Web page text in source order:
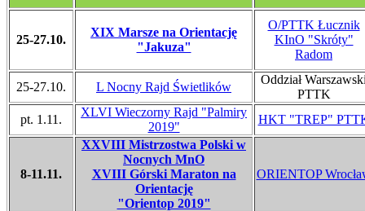
25-27.10.
XIX Marsze na Orientację
"Jakuza"
O/PTTK Łucznik
KInO "Skróty"
Radom
25-27.10. L Nocny Rajd Świetlików
Oddział
PTTK
pt. 1.11.
XLVI Wieczorny Rajd "Palmiry
2019"
HKT "TREP"
8-11.11.
XXVIII Mistrzostwa Polski w
Nocnych MnO
XVIII Górski Maraton na
Orientację
"Orientop 2019"
ORIENTOP